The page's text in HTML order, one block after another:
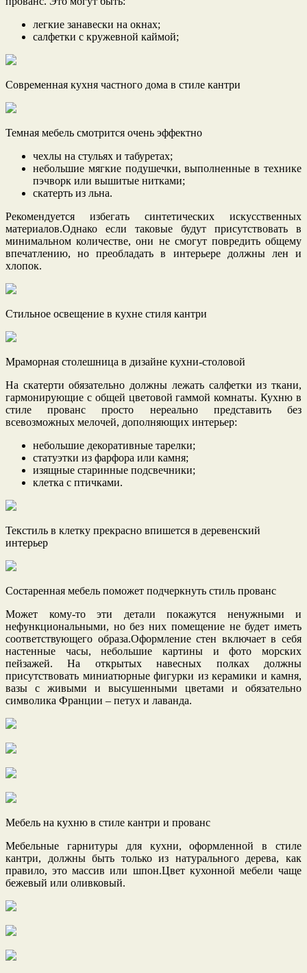
легкие занавески на окнах;
салфетки с кружевной каймой;
Современная кухня частного дома в стиле кантри
Темная мебель смотрится очень эффектно
чехлы на стульях и табуретах;
небольшие мягкие подушечки, выполненные в технике
пэчворк или вышитые нитками;
скатерть из льна.
Рекомендуется избегать синтетических искусственных
материалов.Однако если таковые будут присутствовать в
минимальном количестве, они не смогут повредить общему
впечатлению, но преобладать в интерьере должны лен и
хлопок.
Стильное освещение в кухне стиля кантри
Мраморная столешница в дизайне кухни-столовой
На скатерти обязательно должны лежать салфетки из ткани,
гармонирующие с общей цветовой гаммой комнаты. Кухню в
стиле прованс просто нереально представить без
всевозможных мелочей, дополняющих интерьер:
небольшие декоративные тарелки;
статуэтки из фарфора или камня;
изящные старинные подсвечники;
клетка с птичками.
Текстиль в клетку прекрасно впишется в деревенский
интерьер
Состаренная мебель поможет подчеркнуть стиль прованс
Может кому-то эти детали покажутся ненужными и
нефункциональными, но без них помещение не будет иметь
соответствующего образа.Оформление стен включает в себя
настенные часы, небольшие картины и фото морских
пейзажей. На открытых навесных полках должны
присутствовать миниатюрные фигурки из керамики и камня,
вазы с живыми и высушенными цветами и обязательно
символика Франции – петух и лаванда.
Мебель на кухню в стиле кантри и прованс
Мебельные гарнитуры для кухни, оформленной в стиле
кантри, должны быть только из натурального дерева, как
правило, это массив или шпон.Цвет кухонной мебели чаще
бежевый или оливковый.